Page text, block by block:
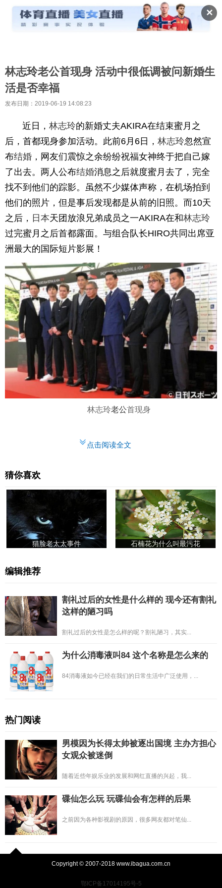
✕
林志玲老公首现身 活动中很低调被问新婚生
活是否幸福
发布日期：2019-06-19 14:08:23
近日，林志玲的新婚丈夫AKIRA在结束蜜月之
后，首都现身参加活动。此前6月6日， 林志玲忽然宣
布结婚 ，网友们震惊之余纷纷祝福女神终于把自己嫁
了出去。两人公布结婚消息之后就度蜜月去了，完全
找不到他们的踪影。虽然不少媒体声称，在机场拍到
他们的照片，但是事后发现都是从前的旧照。而10天
之后， 日本天团放浪兄弟成员之一AKIRA在和林志玲
过完蜜月之后首都露面。与组合队长HIRO共同出席亚
洲最大的国际短片影展！
林志玲老公首现身
点击阅读全文
猜你喜欢
猫脸老太太事件 石楠花为什么叫最污花
编辑推荐
割礼过后的女性是什么样的 现今还有割礼
这样的陋习吗
割礼过后的女性是怎么样的呢？割礼陋习，其实...
为什么消毒液叫84 这个名称是怎么来的
84消毒液如今已经在我们的日常生活中广泛使用，...
热门阅读
男模因为长得太帅被逐出国境 主办方担心
女观众被迷倒
随着近些年娱乐业的发展和网红直播的兴起，我...
碟仙怎么玩 玩碟仙会有怎样的后果
之前因为各种影视剧的原因，很多网友都对笔仙...
Copyright © 2007-2018 www.ibagua.com.cn
鄂ICP备17014195号-5